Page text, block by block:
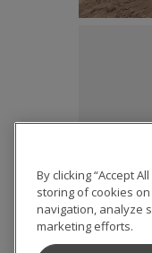
By clicking “Accept
storing of cookies
navigation, analyze
marketing efforts.